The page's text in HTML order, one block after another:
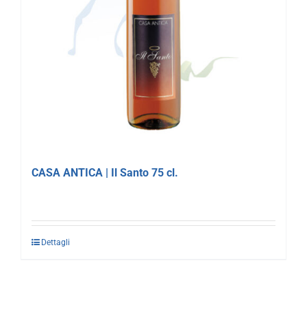
CASA ANTICA | Il Santo 75 cl.
Dettagli